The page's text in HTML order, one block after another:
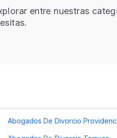
entre nuestras
Abogados De Divorcio